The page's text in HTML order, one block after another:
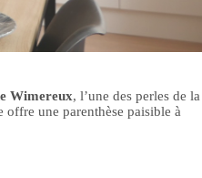
Wimereux, l’une des perles de la
offre une parenthèse paisible à